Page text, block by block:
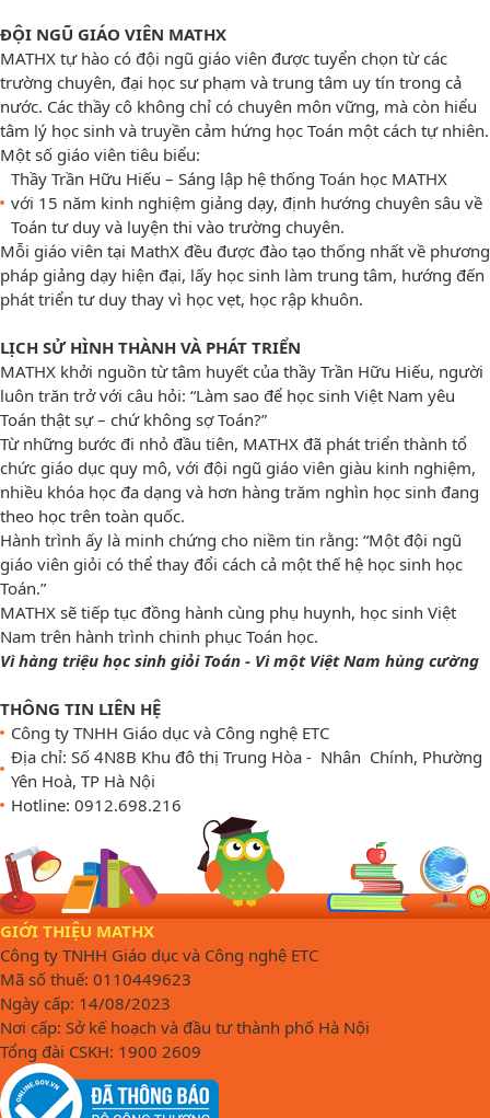
ĐỘI NGŨ GIÁO VIÊN MATHX
MATHX tự hào có đội ngũ giáo viên được tuyển chọn từ các
trường chuyên, đại học sư phạm và trung tâm uy tín trong cả
nước. Các thầy cô không chỉ có chuyên môn vững, mà còn hiểu
tâm lý học sinh và truyền cảm hứng học Toán một cách tự nhiên.
Một số giáo viên tiêu biểu:
Thầy Trần Hữu Hiếu – Sáng lập hệ thống Toán học MATHX
với 15 năm kinh nghiệm giảng dạy, định hướng chuyên sâu về
Toán tư duy và luyện thi vào trường chuyên.
Mỗi giáo viên tại MathX đều được đào tạo thống nhất về phương
pháp giảng dạy hiện đại, lấy học sinh làm trung tâm, hướng đến
phát triển tư duy thay vì học vẹt, học rập khuôn.
LỊCH SỬ HÌNH THÀNH VÀ PHÁT TRIỂN
MATHX khởi nguồn từ tâm huyết của thầy Trần Hữu Hiếu, người
luôn trăn trở với câu hỏi: “Làm sao để học sinh Việt Nam yêu
Toán thật sự – chứ không sợ Toán?”
Từ những bước đi nhỏ đầu tiên, MATHX đã phát triển thành tổ
chức giáo dục quy mô, với đội ngũ giáo viên giàu kinh nghiệm,
nhiều khóa học đa dạng và hơn hàng trăm nghìn học sinh đang
theo học trên toàn quốc.
Hành trình ấy là minh chứng cho niềm tin rằng: “Một đội ngũ
giáo viên giỏi có thể thay đổi cách cả một thế hệ học sinh học
Toán.”
MATHX sẽ tiếp tục đồng hành cùng phụ huynh, học sinh Việt
Nam trên hành trình chinh phục Toán học.
Vì hàng triệu học sinh giỏi Toán - Vì một Việt Nam hùng cường
THÔNG TIN LIÊN HỆ
Công ty TNHH Giáo dục và Công nghệ ETC
Địa chỉ: Số 4N8B Khu đô thị Trung Hòa - Nhân Chính, Phường
Yên Hoà, TP Hà Nội
Hotline: 0912.698.216
GIỚI THIỆU MATHX
Công ty TNHH Giáo dục và Công nghệ ETC
Mã số thuế: 0110449623
Ngày cấp: 14/08/2023
Nơi cấp: Sở kế hoạch và đầu tư thành phố Hà Nội
Tổng đài CSKH: 1900 2609